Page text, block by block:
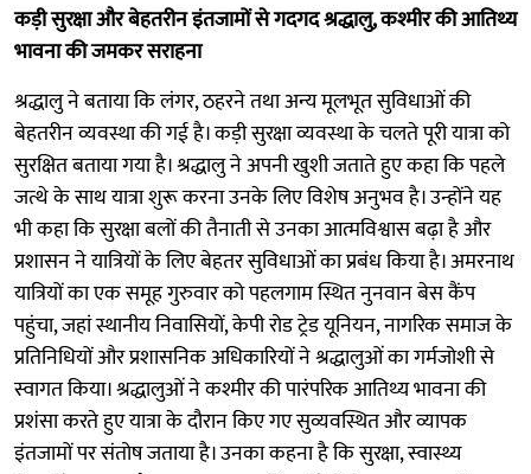
कड़ी सुरक्षा और बेहतरीन इंतजामों से गदगद श्रद्धालु, कश्मीर की आतिथ्य
भावना की जमकर सराहना
श्रद्धालु ने बताया कि लंगर, ठहरने तथा अन्य मूलभूत सुविधाओं की
बेहतरीन व्यवस्था की गई है। कड़ी सुरक्षा व्यवस्था के चलते पूरी यात्रा को
सुरक्षित बताया गया है। श्रद्धालु ने अपनी खुशी जताते हुए कहा कि पहले
जत्थे के साथ यात्रा शुरू करना उनके लिए विशेष अनुभव है। उन्होंने यह
भी कहा कि सुरक्षा बलों की तैनाती से उनका आत्मविश्वास बढ़ा है और
प्रशासन ने यात्रियों के लिए बेहतर सुविधाओं का प्रबंध किया है। अमरनाथ
यात्रियों का एक समूह गुरुवार को पहलगाम स्थित नुनवान बेस कैंप
पहुंचा, जहां स्थानीय निवासियों, केपी रोड ट्रेड यूनियन, नागरिक समाज के
प्रतिनिधियों और प्रशासनिक अधिकारियों ने श्रद्धालुओं का गर्मजोशी से
स्वागत किया। श्रद्धालुओं ने कश्मीर की पारंपरिक आतिथ्य भावना की
प्रशंसा करते हुए यात्रा के दौरान किए गए सुव्यवस्थित और व्यापक
इंतजामों पर संतोष जताया है। उनका कहना है कि सुरक्षा, स्वास्थ्य